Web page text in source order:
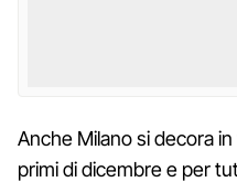
Anche Milano si decora
primi di dicembre e per